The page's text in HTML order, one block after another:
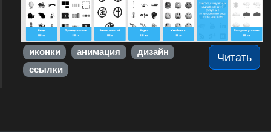
Читать
иконки анимация
дизайн
ссылки